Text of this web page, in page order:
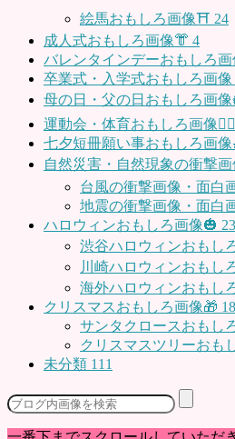
絵馬おもしろ画像⛩ 24
成人式おもしろ画像👘 4
バレンタインデーおもしろ画
卒業式・入学式おもしろ画像
母の日・父の日おもしろ画
運動会・体育おもしろ画像🤸‍♂️
七夕短冊願い事おもしろ画像
自然災害・自然現象の衝撃
台風の衝撃画像・面白
地震の衝撃画像・面白
ハロウィンおもしろ画像🎃
渋谷ハロウィンおもし
川崎ハロウィンおもし
海外ハロウィンおもし
クリスマスおもしろ画像🎁
サンタクロースおもし
クリスマスツリーおも
未分類 111